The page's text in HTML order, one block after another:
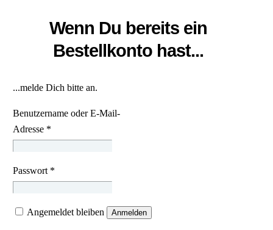
Wenn Du bereits ein
Bestellkonto hast...
...melde Dich bitte an.
Benutzername oder E-Mail-
Adresse *
Passwort *
Angemeldet bleiben Anmelden